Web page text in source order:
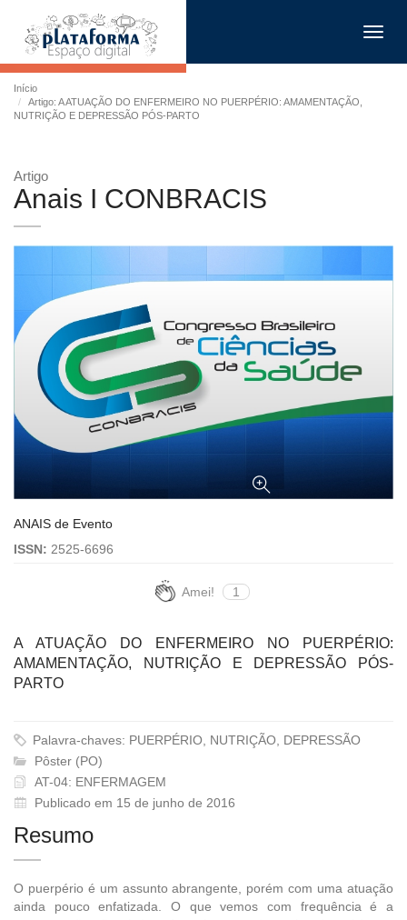
Início
Artigo: A ATUAÇÃO DO ENFERMEIRO NO PUERPÉRIO: AMAMENTAÇÃO,
NUTRIÇÃO E DEPRESSÃO PÓS-PARTO
Artigo
Anais I CONBRACIS
ANAIS de Evento
ISSN: 2525-6696
Amei! 1
A ATUAÇÃO DO ENFERMEIRO NO PUERPÉRIO:
AMAMENTAÇÃO, NUTRIÇÃO E DEPRESSÃO PÓS-
PARTO
Palavra-chaves: PUERPÉRIO, NUTRIÇÃO, DEPRESSÃO
Pôster (PO)
AT-04: ENFERMAGEM
Publicado em 15 de junho de 2016
Resumo
O puerpério é um assunto abrangente, porém com uma atuação
ainda pouco enfatizada. O que vemos com frequência é a